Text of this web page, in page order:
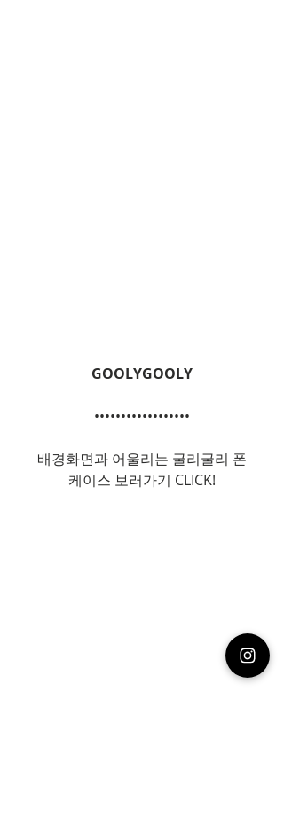
GOOLYGOOLY
••••••••••••••••••
배경화면과 어울리는 굴리굴리 폰
케이스 보러가기 CLICK!